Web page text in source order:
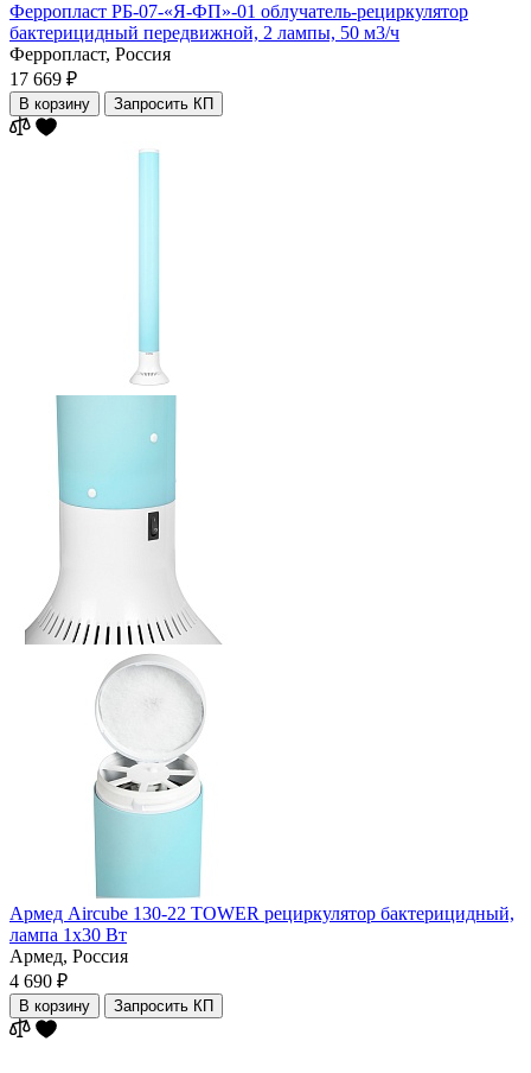
Ферропласт РБ-07-«Я-ФП»-01 облучатель-рециркулятор
бактерицидный передвижной, 2 лампы, 50 м3/ч
Ферропласт, Россия
17 669 ₽
В корзину Запросить КП
Армед Aircube 130-22 TOWER рециркулятор бактерицидный,
лампа 1х30 Вт
Армед, Россия
4 690 ₽
В корзину Запросить КП